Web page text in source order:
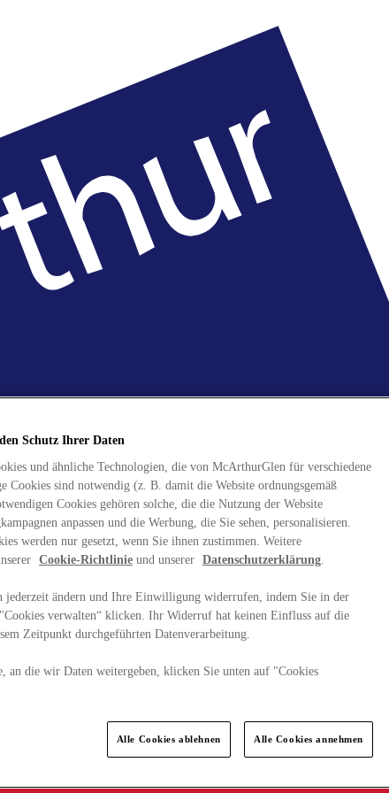
Schutz Ihrer Daten
und ähnliche Technologien, die von McArthurGlen für verschiedene
Cookies sind notwendig (z. B. damit die Website ordnungsgemäß
Cookies gehören solche, die die Nutzung der Website
anpassen und die Werbung, die Sie sehen, personalisieren.
werden nur gesetzt, wenn Sie ihnen zustimmen. Weitere
Cookie-Richtlinie und unserer Datenschutzerklärung.
jederzeit ändern und Ihre Einwilligung widerrufen, indem Sie in der
verwalten“ klicken. Ihr Widerruf hat keinen Einfluss auf die
Zeitpunkt durchgeführten Datenverarbeitung.
an die wir Daten weitergeben, klicken Sie unten auf "Cookies
Alle Cookies ablehnen Alle Cookies annehmen